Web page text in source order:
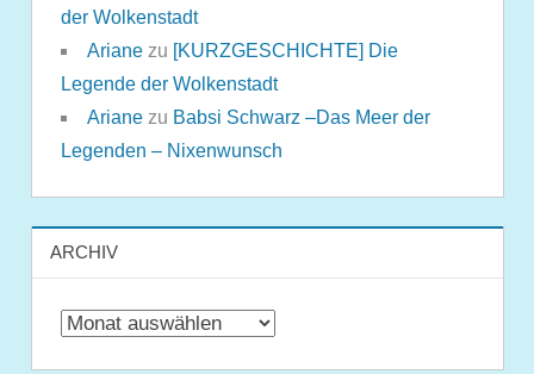
der Wolkenstadt
Arianezu [KURZGESCHICHTE] Die
Legende der Wolkenstadt
Arianezu Babsi Schwarz –Das Meer der
Legenden – Nixenwunsch
ARCHIV
Archiv